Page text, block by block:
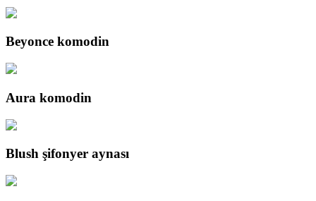
Beyonce komodin
Aura komodin
Blush şifonyer aynası